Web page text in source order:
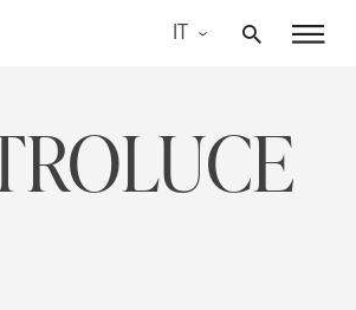
IT